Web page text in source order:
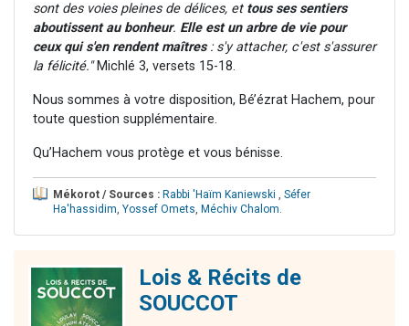
sont des voies pleines de délices, et tous ses sentiers
aboutissent au bonheur. Elle est un arbre de vie pour
ceux qui s'en rendent maîtres: s'y attacher, c'est s'assurer
la félicité."Michlé 3, versets 15-18.
Nous sommes à votre disposition, Bé’ézrat Hachem, pour
toute question supplémentaire.
Qu’Hachem vous protège et vous bénisse.
Mékorot / Sources : Rabbi 'Haïm Kaniewski , Séfer
Ha'hassidim, Yossef Omets, Méchiv Chalom.
Lois & Récits de
SOUCCOT